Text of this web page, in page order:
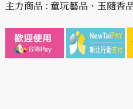
主力商品 : 童玩藝品、玉隨香